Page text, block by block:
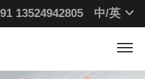
中/英
13524942805